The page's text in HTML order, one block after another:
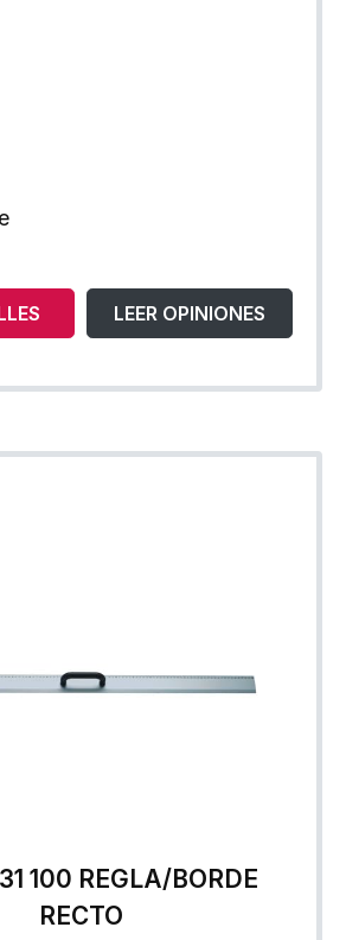
LEER OPINIONES
100 REGLA/BORDE
RECTO